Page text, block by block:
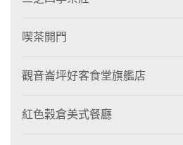
喫茶開門
觀音崙坪好客食堂旗艦店
紅色穀倉美式餐廳